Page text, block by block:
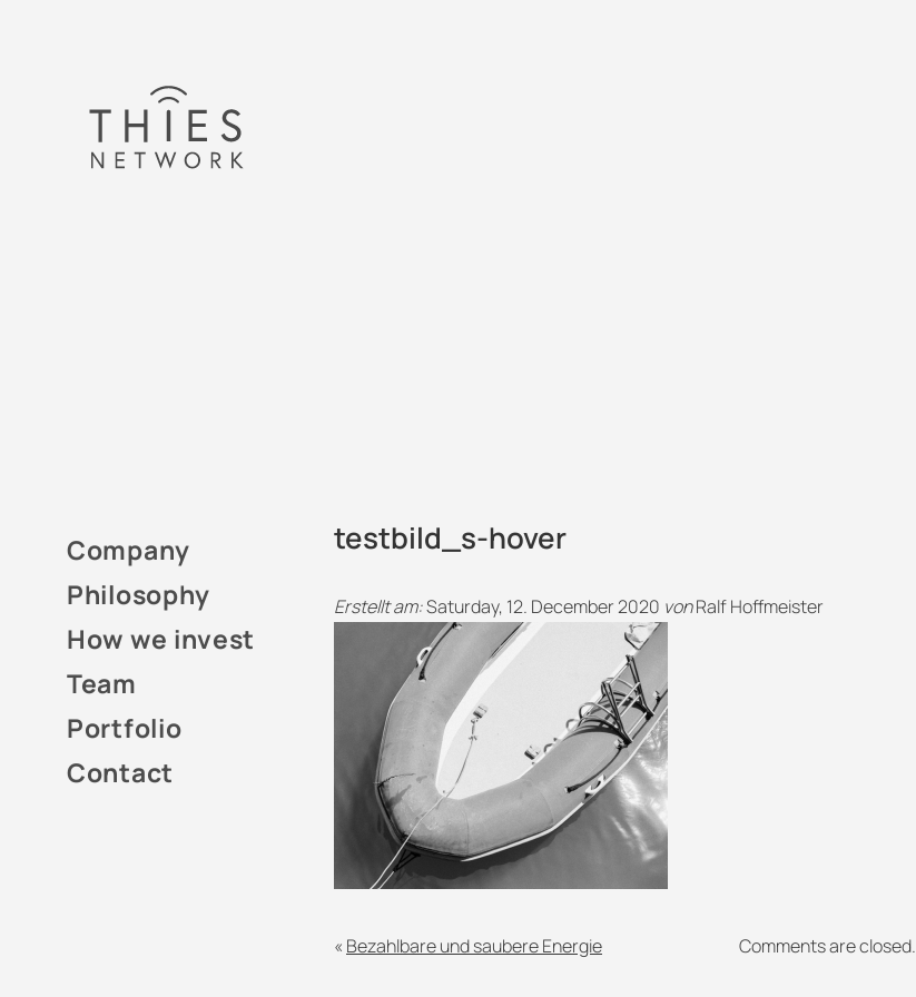
Company
Philosophy
How we invest
Team
Portfolio
Contact
testbild_s-hover
Erstellt am:Saturday, 12. December 2020 vonRalf Hoffmeister
« Bezahlbare und saubere Energie Comments are closed.